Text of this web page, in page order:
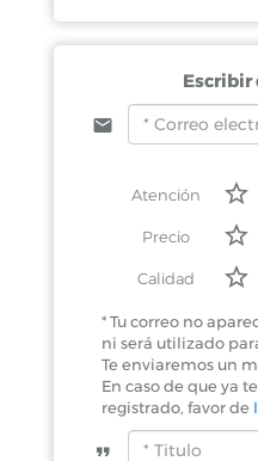
Atención
Precio
Calidad
* Tu correo no
ni será utilizado
Te enviaremos un
En caso de que ya
registrado, favor de